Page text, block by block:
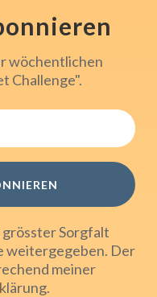
wöchentlichen
Challenge".
Sorgfalt
weitergegeben. Der
meiner
.